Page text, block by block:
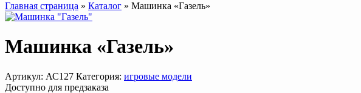
Главная страница » Каталог » Машинка «Газель»
Машинка «Газель»
Артикул: АС127 Категория: игровые модели
Доступно для предзаказа